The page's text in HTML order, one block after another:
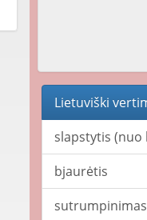
Lietuviški
slapstytis (nuo
bjaurėtis